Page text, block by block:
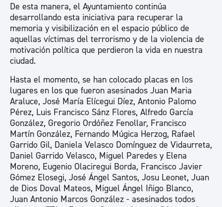
De esta manera, el Ayuntamiento continúa
desarrollando esta iniciativa para recuperar la
memoria y visibilización en el espacio público de
aquellas víctimas del terrorismo y de la violencia de
motivación política que perdieron la vida en nuestra
ciudad.
Hasta el momento, se han colocado placas en los
lugares en los que fueron asesinados Juan Maria
Araluce, José María Elícegui Díez, Antonio Palomo
Pérez, Luis Francisco Sánz Flores, Alfredo García
González, Gregorio Ordóñez Fenollar, Francisco
Martín González, Fernando Múgica Herzog, Rafael
Garrido Gil, Daniela Velasco Domínguez de Vidaurreta,
Daniel Garrido Velasco, Miguel Paredes y Elena
Moreno, Eugenio Olaciregui Borda, Francisco Javier
Gómez Elosegi, José Ángel Santos, Josu Leonet, Juan
de Dios Doval Mateos, Miguel Ángel Iñigo Blanco,
Juan Antonio Marcos González - asesinados todos